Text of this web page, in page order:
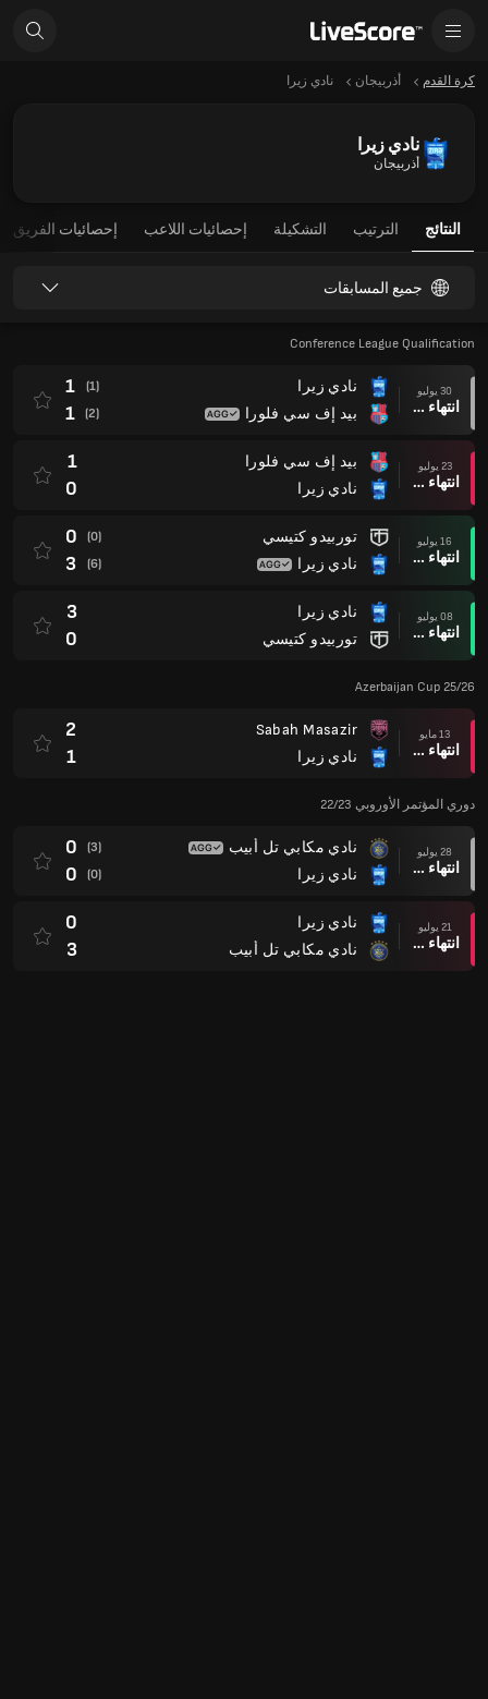
كرة القدم أذربيجان نادي زيرا
نادي زيرا
أذربيجان
النتائج الترتيب التشكيلة إحصائيات اللاعب إحصائيات الفريق
جميع المسابقات
Conference League Qualification
30 يوليو
انتهاء وقت المباراة
نادي زيرا
بيد إف سي فلورا
(1)
1
(2)
1
23 يوليو
انتهاء وقت المباراة
بيد إف سي فلورا
نادي زيرا
1
0
16 يوليو
انتهاء وقت المباراة
توربيدو كتيسي
نادي زيرا
(0)
0
(6)
3
08 يوليو
انتهاء وقت المباراة
نادي زيرا
توربيدو كتيسي
3
0
Azerbaijan Cup 25/26
13 مايو
انتهاء وقت المباراة
Sabah Masazir
نادي زيرا
2
1
دوري المؤتمر الأوروبي 22/23
28 يوليو
انتهاء وقت المباراة
نادي مكابي تل أبيب
نادي زيرا
(3)
0
(0)
0
21 يوليو
انتهاء وقت المباراة
نادي زيرا
نادي مكابي تل أبيب
0
3